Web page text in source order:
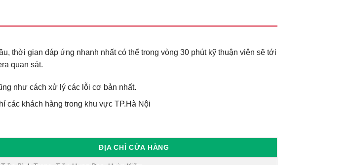
thời gian đáp ứng nhanh nhất có thể trong vòng 30 phút kỹ thuận viên sẽ tới
quan sát.
như cách xử lý các lỗi cơ bản nhất.
các khách hàng trong khu vực TP.Hà Nội
ĐỊA CHỈ CỬA HÀNG